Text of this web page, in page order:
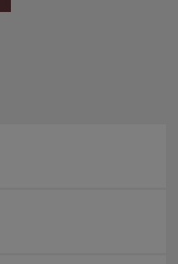
Geschichte